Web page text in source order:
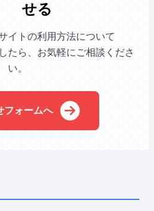
せる
イトの利用方法について
たら、お気軽にご相談くださ
い。
フォームへ